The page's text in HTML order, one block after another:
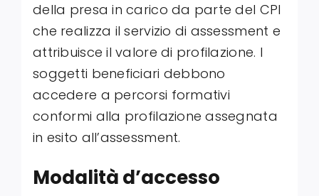
della presa in carico da parte del CPI
che realizza il servizio di assessment e
attribuisce il valore di profilazione. I
soggetti beneficiari debbono
accedere a percorsi formativi
conformi alla profilazione assegnata
in esito all’assessment.
Modalità d’accesso